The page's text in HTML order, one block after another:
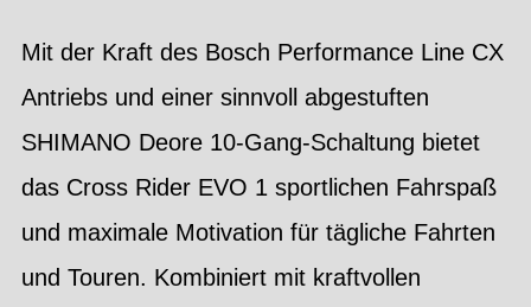
Mit der Kraft des Bosch Performance Line CX
Antriebs und einer sinnvoll abgestuften
SHIMANO Deore 10-Gang-Schaltung bietet
das Cross Rider EVO 1 sportlichen Fahrspaß
und maximale Motivation für tägliche Fahrten
und Touren. Kombiniert mit kraftvollen